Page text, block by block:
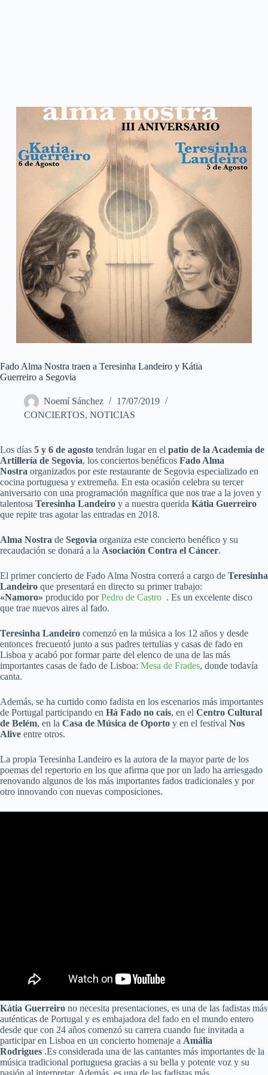
Fado Alma Nostra traen a Teresinha Landeiro y Kátia
Guerreiro a Segovia
Noemí Sánchez
17/07/2019
CONCIERTOS, NOTICIAS
Los días 5 y 6 de agosto tendrán lugar en el patio de la Academia de
Artillería de Segovia, los conciertos benéficos Fado Alma
Nostra organizados por este restaurante de Segovia especializado en
cocina portuguesa y extremeña. En esta ocasión celebra su tercer
aniversario con una programación magnífica que nos trae a la joven y
talentosa Teresinha Landeiro y a nuestra querida Kátia Guerreiro
que repite tras agotar las entradas en 2018.
Alma Nostra de Segovia organiza este concierto benéfico y su
recaudación se donará a la Asociación Contra el Cáncer.
El primer concierto de Fado Alma Nostra correrá a cargo de Teresinha
Landeiro que presentará en directo su primer trabajo:
«Namoro» producido porPedro de Castro . Es un excelente disco
que trae nuevos aires al fado.
Teresinha Landeiro comenzó en la música a los 12 años y desde
entonces frecuentó junto a sus padres tertulias y casas de fado en
Lisboa y acabó por formar parte del elenco de una de las más
importantes casas de fado de Lisboa: Mesa de Frades, donde todavía
canta.
Además, se ha curtido como fadista en los escenarios más importantes
de Portugal participando en Há Fado no cais, en el Centro Cultural
de Belém, en la Casa de Música de Oporto y en el festival Nos
Alive entre otros.
La propia Teresinha Landeiro es la autora de la mayor parte de los
poemas del repertorio en los que afirma que por un lado ha arriesgado
renovando algunos de los más importantes fados tradicionales y por
otro innovando con nuevas composiciones.
Kátia Guerreiro no necesita presentaciones, es una de las fadistas más
auténticas de Portugal y es embajadora del fado en el mundo entero
desde que con 24 años comenzó su carrera cuando fue invitada a
participar en Lisboa en un concierto homenaje a Amália
Rodrigues .Es considerada una de las cantantes más importantes de la
música tradicional portuguesa gracias a su bella y potente voz y su